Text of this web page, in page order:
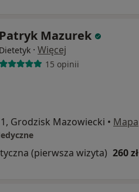
Patryk Mazurek
Dietetyk · Więcej
15 opinii
Grodzisk Mazowiecki • Mapa
(pierwsza wizyta) 260 zł